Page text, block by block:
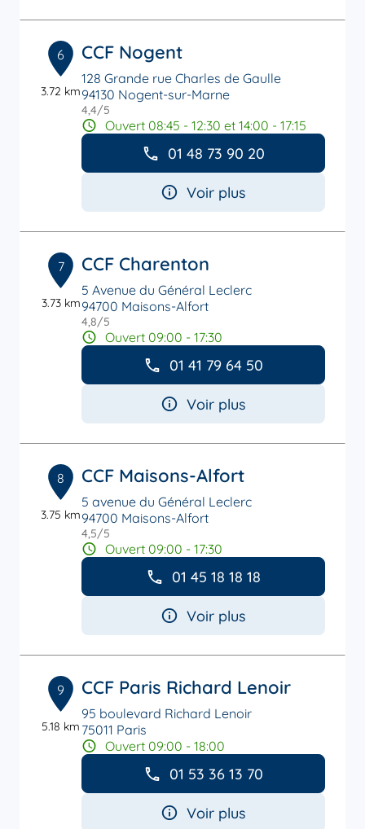
6
3.72 km
CCF Nogent
128 Grande rue Charles de Gaulle
94130 Nogent-sur-Marne
4,4/5
Ouvert 08:45 - 12:30 et 14:00 - 17:15
01 48 73 90 20
Voir plus
7
3.73 km
CCF Charenton
5 Avenue du Général Leclerc
94700 Maisons-Alfort
4,8/5
Ouvert 09:00 - 17:30
01 41 79 64 50
Voir plus
8
3.75 km
CCF Maisons-Alfort
5 avenue du Général Leclerc
94700 Maisons-Alfort
4,5/5
Ouvert 09:00 - 17:30
01 45 18 18 18
Voir plus
9
5.18 km
CCF Paris Richard Lenoir
95 boulevard Richard Lenoir
75011 Paris
Ouvert 09:00 - 18:00
01 53 36 13 70
Voir plus